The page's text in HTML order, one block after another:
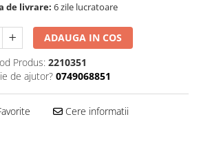
de livrare: 6 zile lucratoare
ADAUGA IN COS
Produs: 2210351
de ajutor? 0749068851
Cere informatii